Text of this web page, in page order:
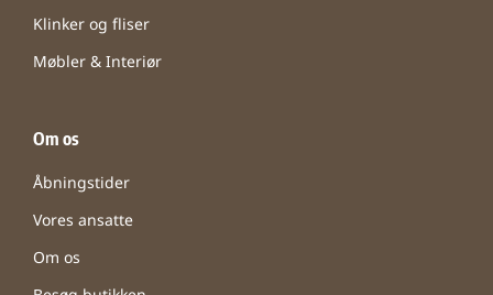
Klinker og fliser
Møbler & Interiør
Om os
Åbningstider
Vores ansatte
Om os